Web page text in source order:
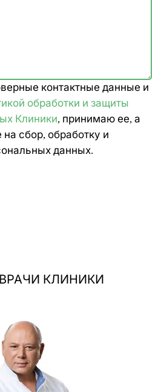
контактные данные и
обработки и защиты
Клиники, принимаю ее, а
сбор, обработку и
данных.
КЛИНИКИ